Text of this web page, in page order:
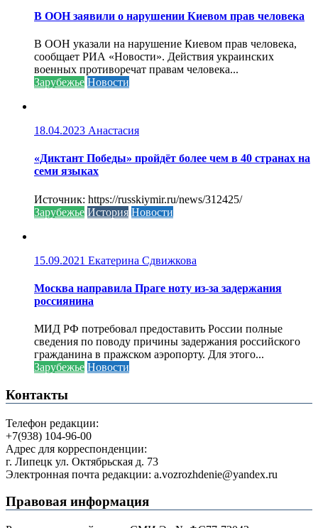
В ООН заявили о нарушении Киевом прав человека
В ООН указали на нарушение Киевом прав человека,
сообщает РИА «Новости». Действия украинских
военных противоречат правам человека...
Зарубежье Новости
18.04.2023 Анастасия
«Диктант Победы» пройдёт более чем в 40 странах на
семи языках
Источник: https://russkiymir.ru/news/312425/
Зарубежье История Новости
15.09.2021 Екатерина Сдвижкова
Москва направила Праге ноту из-за задержания
россиянина
МИД РФ потребовал предоставить России полные
сведения по поводу причины задержания российского
гражданина в пражском аэропорту. Для этого...
Зарубежье Новости
Контакты
Телефон редакции:
+7(938) 104-96-00
Адрес для корреспонденции:
г. Липецк ул. Октябрьская д. 73
Электронная почта редакции: a.vozrozhdenie@yandex.ru
Правовая информация